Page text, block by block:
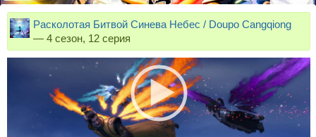
Расколотая Битвой Синева Небес / Doupo Cangqiong
— 4 сезон, 12 серия